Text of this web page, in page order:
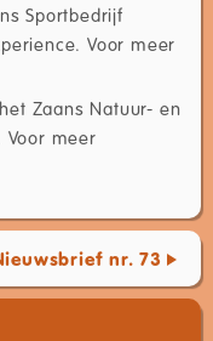
Sportbedrijf
Voor meer
Zaans Natuur- en
Voor meer
nr. 73